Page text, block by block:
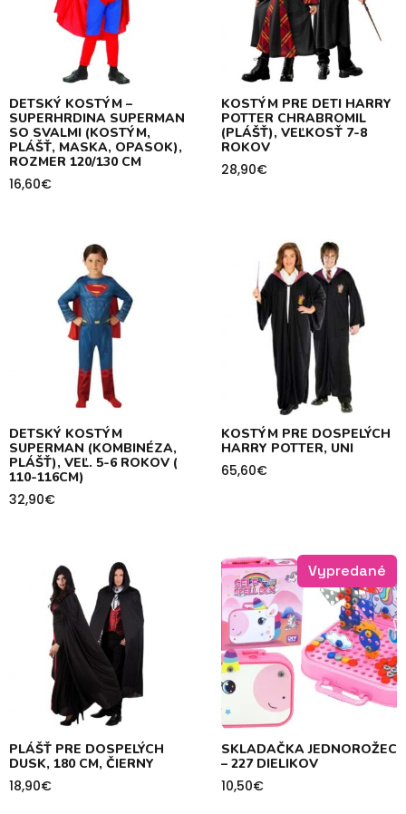
DETSKÝ KOSTÝM –
SUPERHRDINA SUPERMAN
SO SVALMI (KOSTÝM,
PLÁŠŤ, MASKA, OPASOK),
ROZMER 120/130 CM
16,60€
KOSTÝM PRE DETI HARRY
POTTER CHRABROMIL
(PLÁŠŤ), VEĽKOSŤ 7-8
ROKOV
28,90€
DETSKÝ KOSTÝM
SUPERMAN (KOMBINÉZA,
PLÁŠŤ), VEĽ. 5-6 ROKOV (
110-116CM)
32,90€
KOSTÝM PRE DOSPELÝCH
HARRY POTTER, UNI
65,60€
PLÁŠŤ PRE DOSPELÝCH
DUSK, 180 CM, ČIERNY
18,90€
Vypredané
SKLADAČKA JEDNOROŽEC
– 227 DIELIKOV
10,50€